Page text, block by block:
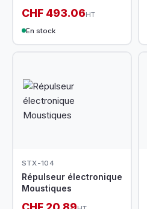
CHF 493.06HT
En stock
STX-104
Répulseur électronique
Moustiques